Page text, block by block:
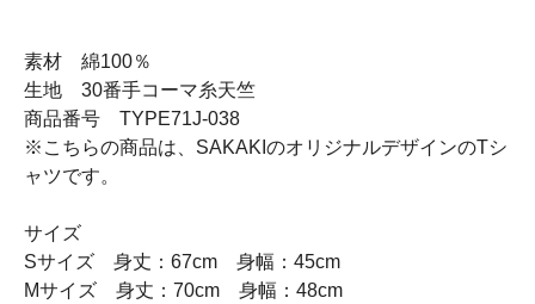
素材 綿100％
生地 30番手コーマ糸天竺
商品番号 TYPE71J-038
※こちらの商品は、SAKAKIのオリジナルデザインのTシ
ャツです。
サイズ
Sサイズ 身丈：67cm 身幅：45cm
Mサイズ 身丈：70cm 身幅：48cm